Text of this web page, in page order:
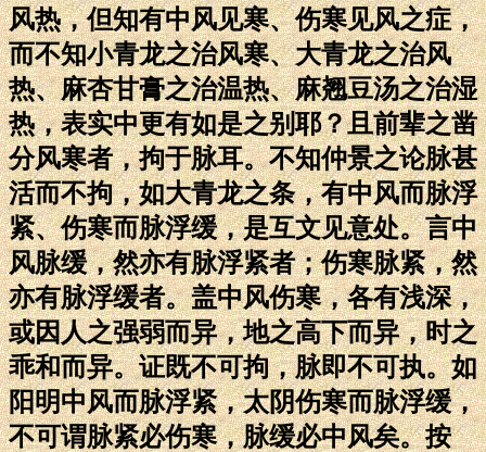
风热，但知有中风见寒、伤寒见风之症，
而不知小青龙之治风寒、大青龙之治风
热、麻杏甘膏之治温热、麻翘豆汤之治湿
热，表实中更有如是之别耶？且前辈之凿
分风寒者，拘于脉耳。不知仲景之论脉甚
活而不拘，如大青龙之条，有中风而脉浮
紧、伤寒而脉浮缓，是互文见意处。言中
风脉缓，然亦有脉浮紧者；伤寒脉紧，然
亦有脉浮缓者。盖中风伤寒，各有浅深，
或因人之强弱而异，地之高下而异，时之
乖和而异。证既不可拘，脉即不可执。如
阳明中风而脉浮紧，太阴伤寒而脉浮缓，
不可谓脉紧必伤寒，脉缓必中风矣。按